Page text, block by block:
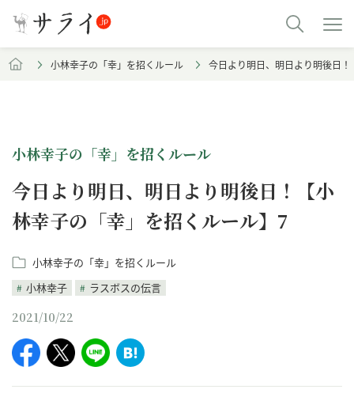
小林幸子の「幸」を招くルール 今日より明日、明日より明後日
小林幸子の「幸」を招くルール
今日より明日、明日より明後日！【小
林幸子の「幸」を招くルール】7
小林幸子の「幸」を招くルール
小林幸子
ラスボスの伝言
2021/10/22